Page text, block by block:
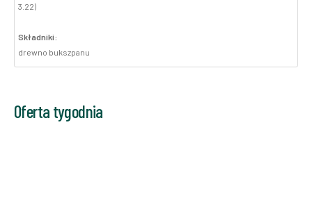
3.22)
Składniki:
drewno bukszpanu
Oferta tygodnia